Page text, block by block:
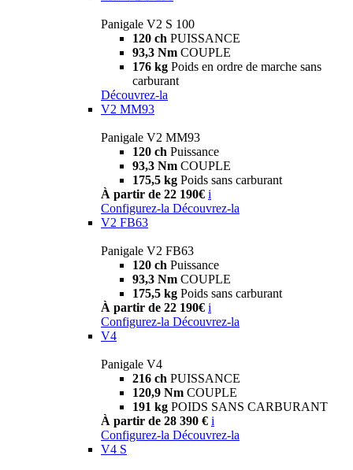
Panigale V2 S 100
120 ch PUISSANCE
93,3 Nm COUPLE
176 kg Poids en ordre de marche sans
carburant
Découvrez-la
V2 MM93
Panigale V2 MM93
120 ch Puissance
93,3 Nm COUPLE
175,5 kg Poids sans carburant
À partir de 22 190€ i
Configurez-la Découvrez-la
V2 FB63
Panigale V2 FB63
120 ch Puissance
93,3 Nm COUPLE
175,5 kg Poids sans carburant
À partir de 22 190€ i
Configurez-la Découvrez-la
V4
Panigale V4
216 ch PUISSANCE
120,9 Nm COUPLE
191 kg POIDS SANS CARBURANT
À partir de 28 390 € i
Configurez-la Découvrez-la
V4 S